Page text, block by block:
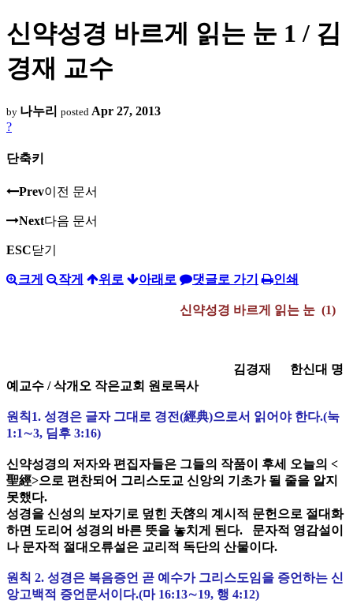
신약성경 바르게 읽는 눈 1 / 김
경재 교수
by 나누리 posted Apr 27, 2013
?
단축키
Prev이전 문서
Next다음 문서
ESC닫기
크게 작게 위로 아래로 댓글로 가기 인쇄
신약성경 바르게 읽는 눈 (1)
김경재 한신대 명
예교수 / 삭개오 작은교회 원로목사
원칙1. 성경은 글자 그대로 경전(經典)으로서 읽어야 한다.(눅
1:1∼3, 딤후 3:16)
신약성경의 저자와 편집자들은 그들의 작품이 후세 오늘의 <
聖經>으로 편찬되어 그리스도교 신앙의 기초가 될 줄을 알지
못했다.
성경을 신성의 보자기로 덮힌 天啓의 계시적 문헌으로 절대화
하면 도리어 성경의 바른 뜻을 놓치게 된다. 문자적 영감설이
나 문자적 절대오류설은 교리적 독단의 산물이다.
원칙 2. 성경은 복음증언 곧 예수가 그리스도임을 증언하는 신
앙고백적 증언문서이다.(마 16:13∼19, 행 4:12)